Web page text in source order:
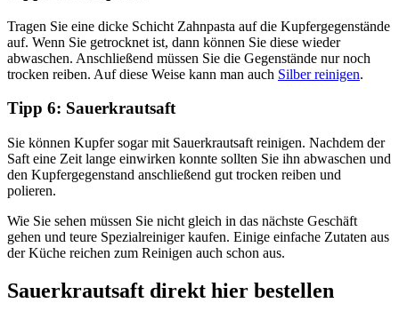
Tragen Sie eine dicke Schicht Zahnpasta auf die Kupfergegenstände
auf. Wenn Sie getrocknet ist, dann können Sie diese wieder
abwaschen. Anschließend müssen Sie die Gegenstände nur noch
trocken reiben. Auf diese Weise kann man auch Silber reinigen.
Tipp 6: Sauerkrautsaft
Sie können Kupfer sogar mit Sauerkrautsaft reinigen. Nachdem der
Saft eine Zeit lange einwirken konnte sollten Sie ihn abwaschen und
den Kupfergegenstand anschließend gut trocken reiben und
polieren.
Wie Sie sehen müssen Sie nicht gleich in das nächste Geschäft
gehen und teure Spezialreiniger kaufen. Einige einfache Zutaten aus
der Küche reichen zum Reinigen auch schon aus.
Sauerkrautsaft direkt hier bestellen